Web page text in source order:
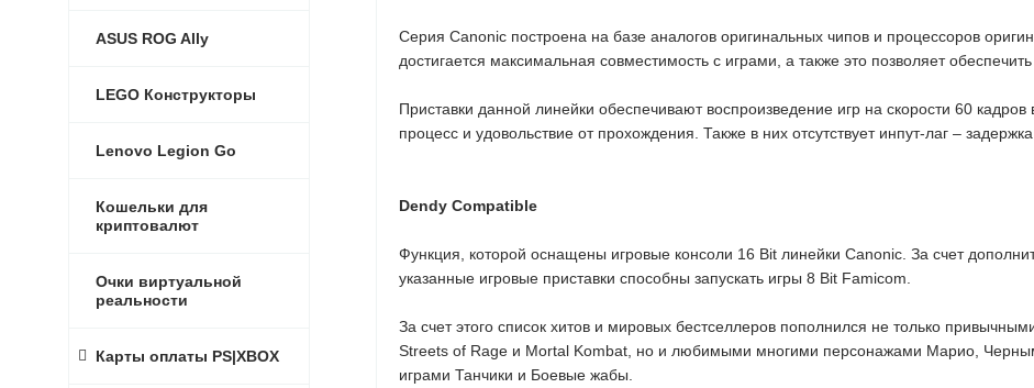
Серия Canonic построена на базе аналогов оригинальных чипов и процессоров
достигается максимальная совместимость с играми, а также это позволяет
Приставки данной линейки обеспечивают воспроизведение игр на скорости 60
процесс и удовольствие от прохождения. Также в них отсутствует инпут-лаг –
Dendy Compatible
Функция, которой оснащены игровые консоли 16 Bit линейки Canonic. За счет
указанные игровые приставки способны запускать игры 8 Bit Famicom.
За счет этого список хитов и мировых бестселлеров пополнился не только
Streets of Rage и Mortal Kombat, но и любимыми многими персонажами Марио,
играми Танчики и Боевые жабы.
ASUS ROG Ally
LEGO Конструкторы
Lenovo Legion Go
Кошельки для
криптовалют
Очки виртуальной
реальности
Карты оплаты PS|XBOX